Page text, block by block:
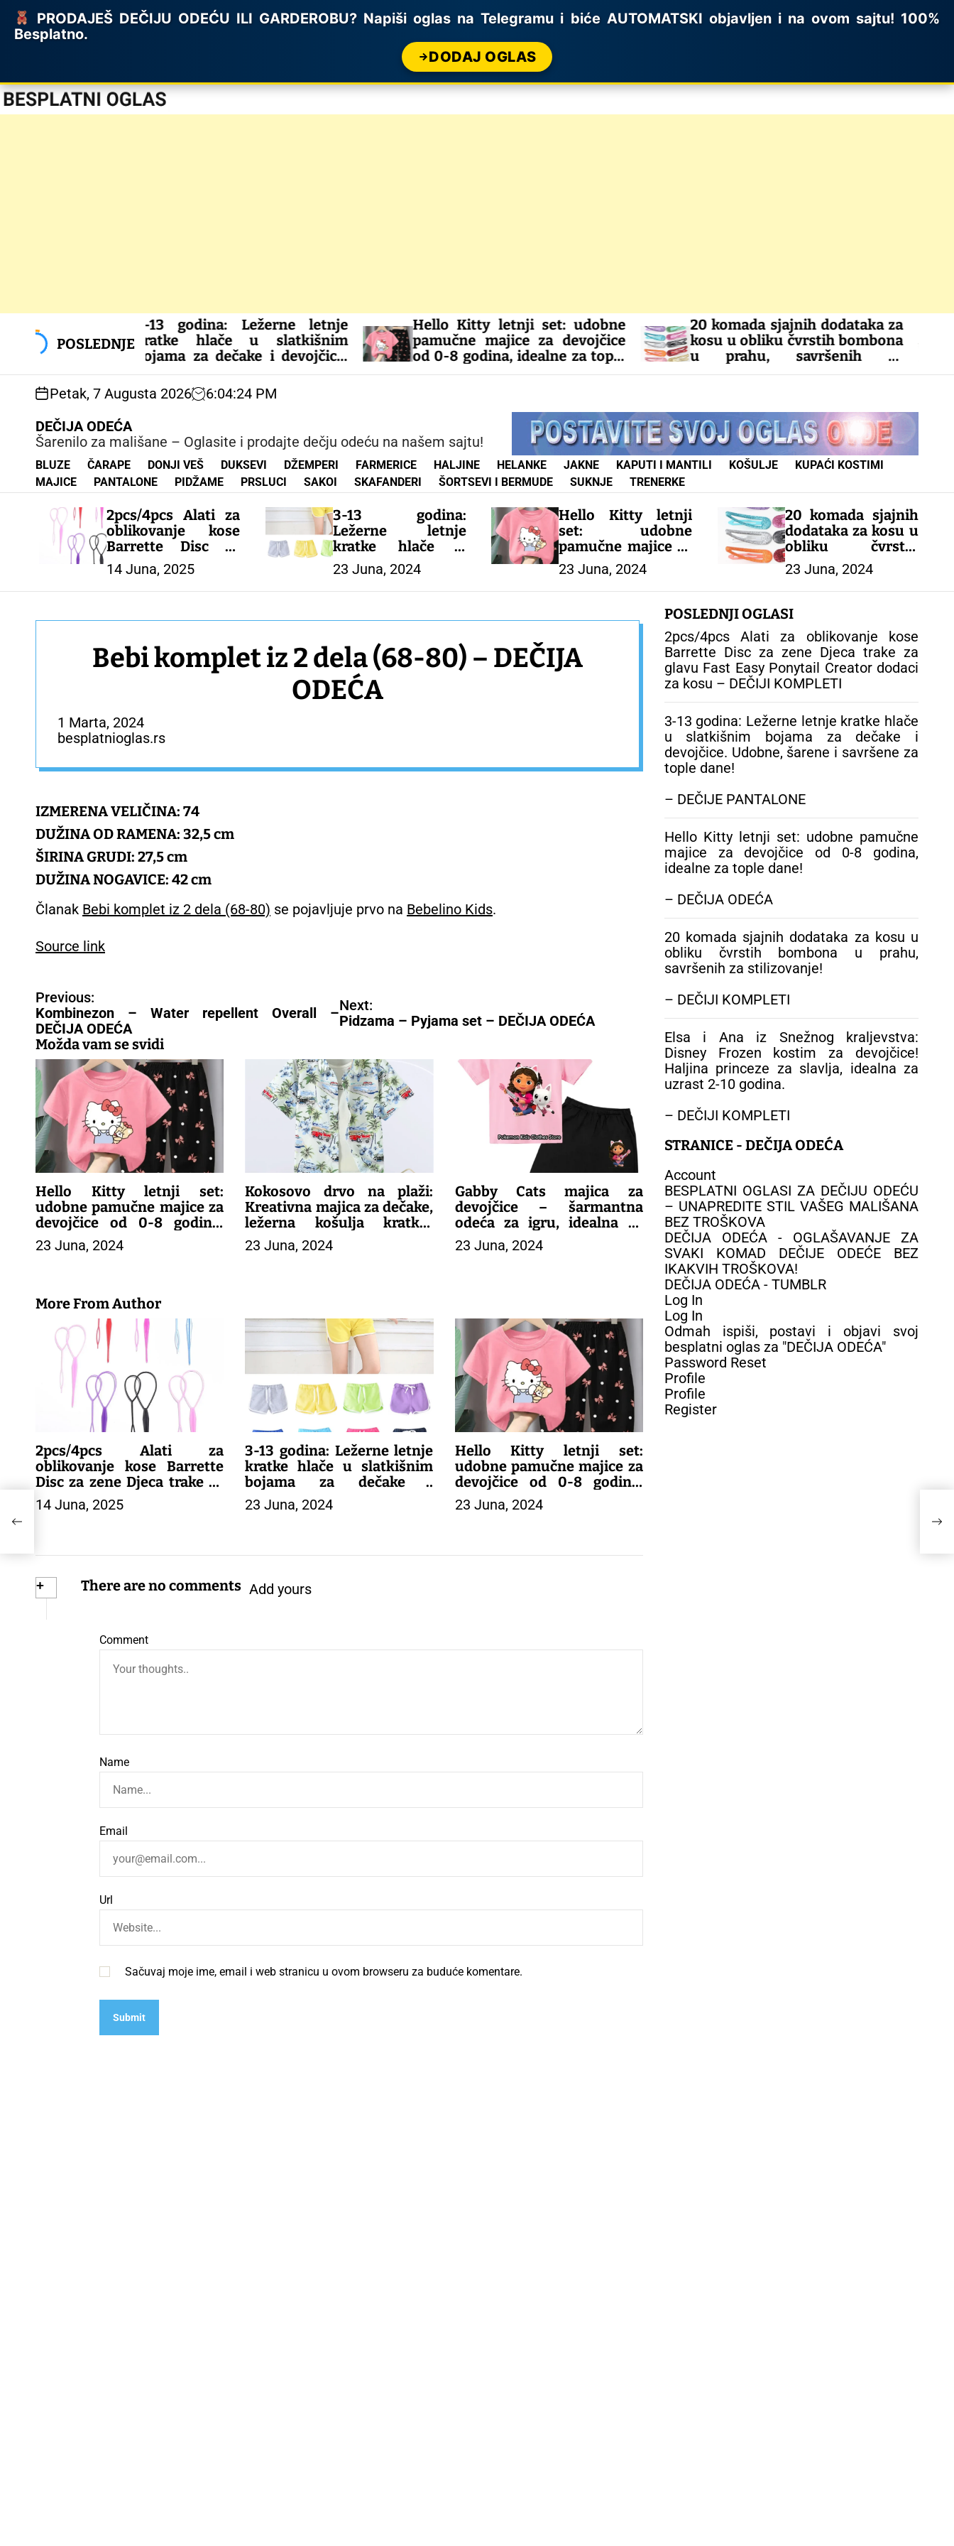
PRODAJEŠ DEČIJU ODEĆU ILI GARDEROBU? Napiši oglas na Telegramu i biće AUTOMATSKI objavljen i na ovom sajtu! 100%
Besplatno.
DODAJ OGLAS
n
POSLEDNJE
3-13 godina: Ležerne letnje
kratke hlače u slatkišnim
bojama za dečake i devojčice.
Udobne, šarene i savršene za
tople dane!
– DEČIJE PANTALONE
Hello Kitty letnji set: udobne
pamučne majice za devojčice
od 0-8 godina, idealne za tople
dane!
20 komada sjajnih dodataka za
kosu u obliku čvrstih bombona
u prahu, savršenih za
stilizovanje!
Elsa i
kostim
– DEČIJI
Petak, 7 Augusta 2026 6:04:25 PM
DEČIJA ODEĆA
Šarenilo za mališane – Oglasite i prodajte dečju odeću na našem sajtu!
BLUZE ČARAPE DONJI VEŠ DUKSEVI DŽEMPERI FARMERICE HALJINE HELANKE JAKNE KAPUTI I MANTILI KOŠULJE
KUPAĆI KOSTIMI
MAJICE
PANTALONE PIDŽAME PRSLUCI SAKOI SKAFANDERI ŠORTSEVI I BERMUDE SUKNJE TRENERKE
2pcs/4pcs Alati za
oblikovanje kose
Barrette Disc za
zene Djeca trake za
glavu Fast Easy
Ponytail Creator
DEČIJI KOMPLETI
14 Juna, 2025
3-13 godina:
Ležerne letnje
kratke hlače u
slatkišnim bojama
za dečake i
devojčice. Udobne,
za tople dane!
– DEČIJE
PANTALONE
23 Juna, 2024
Hello Kitty letnji
set: udobne
pamučne majice za
devojčice od 0-8
godina, idealne za
tople dane!
– DEČIJA ODEĆA
23 Juna, 2024
20 komada sjajnih
dodataka za kosu u
obliku čvrstih
bombona u prahu,
savršenih za
stilizovanje!
– DEČIJI KOMPLETI
23 Juna, 2024
Bebi komplet iz 2 dela (68-80) – DEČIJA
ODEĆA
1 Marta, 2024
besplatnioglas.rs
IZMERENA VELIČINA: 74
DUŽINA OD RAMENA: 32,5 cm
ŠIRINA GRUDI: 27,5 cm
DUŽINA NOGAVICE: 42 cm
Članak Bebi komplet iz 2 dela (68-80) se pojavljuje prvo na Bebelino Kids.
Source link
N
a
v
i
g
a
i
j
a
č
l
a
n
a
k
a
Previous:
Kombinezon – Water repellent Overall –
DEČIJA ODEĆA
Next:
Pidzama – Pyjama set – DEČIJA ODEĆA
Možda vam se svidi
Hello Kitty letnji set:
udobne pamučne majice za
devojčice od 0-8 godina,
idealne za tople dane!
23 Juna, 2024
Kokosovo drvo na plaži:
Kreativna majica za dečake,
ležerna košulja kratkih
rukava za letnju zabavu na
otvorenom!
23 Juna, 2024
Gabby Cats majica za
devojčice – šarmantna
odeća za igru, idealna za
letnje dane.
– DEČIJA ODEĆA
23 Juna, 2024
More From Author
2pcs/4pcs Alati za
oblikovanje kose Barrette
Disc za zene Djeca trake za
glavu Fast Easy Ponytail
Creator dodaci za kosu –
14 Juna, 2025
3-13 godina: Ležerne letnje
kratke hlače u slatkišnim
bojama za dečake i
devojčice. Udobne, šarene i
savršene za tople dane!
23 Juna, 2024
Hello Kitty letnji set:
udobne pamučne majice za
devojčice od 0-8 godina,
idealne za tople dane!
23 Juna, 2024
+ There are no comments Add yours
Comment
Name
Email
Url
Sačuvaj moje ime, email i web stranicu u ovom browseru za buduće komentare.
POSLEDNJI OGLASI
2pcs/4pcs Alati za oblikovanje kose
Barrette Disc za zene Djeca trake za
glavu Fast Easy Ponytail Creator dodaci
za kosu – DEČIJI KOMPLETI
3-13 godina: Ležerne letnje kratke hlače
u slatkišnim bojama za dečake i
devojčice. Udobne, šarene i savršene za
tople dane!
– DEČIJE PANTALONE
Hello Kitty letnji set: udobne pamučne
majice za devojčice od 0-8 godina,
idealne za tople dane!
– DEČIJA ODEĆA
20 komada sjajnih dodataka za kosu u
obliku čvrstih bombona u prahu,
savršenih za stilizovanje!
– DEČIJI KOMPLETI
Elsa i Ana iz Snežnog kraljevstva:
Disney Frozen kostim za devojčice!
Haljina princeze za slavlja, idealna za
uzrast 2-10 godina.
– DEČIJI KOMPLETI
STRANICE - DEČIJA ODEĆA
Account
BESPLATNI OGLASI ZA DEČIJU ODEĆU
– UNAPREDITE STIL VAŠEG MALIŠANA
BEZ TROŠKOVA
DEČIJA ODEĆA - OGLAŠAVANJE ZA
SVAKI KOMAD DEČIJE ODEĆE BEZ
IKAKVIH TROŠKOVA!
DEČIJA ODEĆA - TUMBLR
Log In
Log In
Odmah ispiši, postavi i objavi svoj
besplatni oglas za "DEČIJA ODEĆA"
Password Reset
Profile
Profile
Register